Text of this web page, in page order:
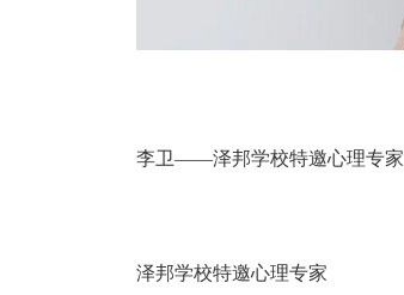
李卫——泽邦学校特邀心理专家
泽邦学校特邀心理专家